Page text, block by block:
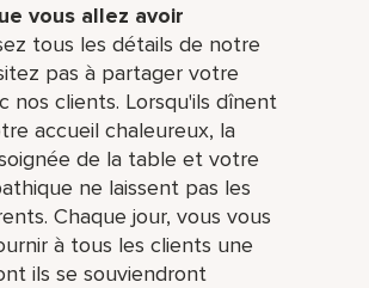
vous allez avoir
tous les détails de notre
pas à partager votre
nos clients. Lorsqu'ils dînent
accueil chaleureux, la
de la table et votre
ne laissent pas les
Chaque jour, vous vous
à tous les clients une
ils se souviendront